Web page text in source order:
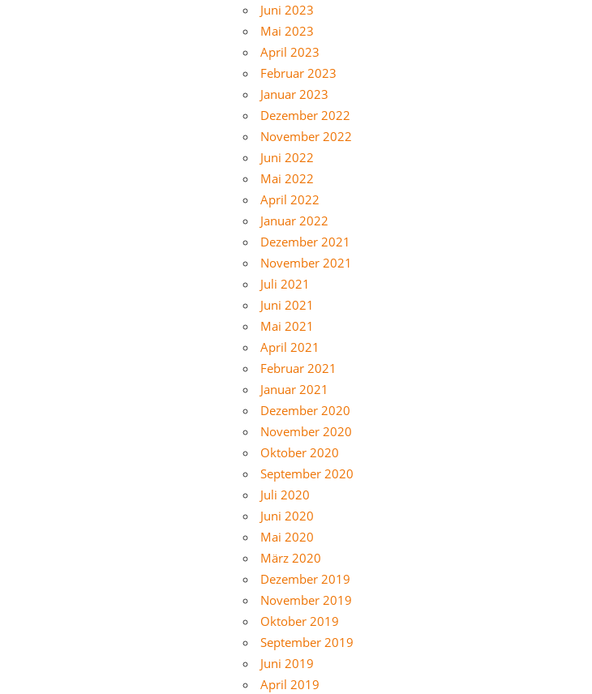
Juni 2023
Mai 2023
April 2023
Februar 2023
Januar 2023
Dezember 2022
November 2022
Juni 2022
Mai 2022
April 2022
Januar 2022
Dezember 2021
November 2021
Juli 2021
Juni 2021
Mai 2021
April 2021
Februar 2021
Januar 2021
Dezember 2020
November 2020
Oktober 2020
September 2020
Juli 2020
Juni 2020
Mai 2020
März 2020
Dezember 2019
November 2019
Oktober 2019
September 2019
Juni 2019
April 2019